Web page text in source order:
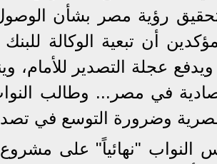
أن تبعية الوكالة
ويدفع عجلة التصدير
في مصر... وطالب
وضرورة التوسع في
النواب "نهائياً" على